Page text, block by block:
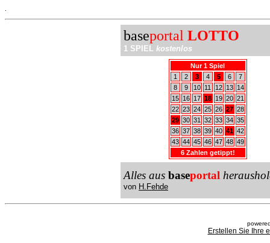
baseportal LOTTO
1 SPIEL kostenlos
Nur 1 Spiel
1
2 3 4 5 6
7
8
9 10 11 12 13
14
15
16 17 18 19 20 21
22 23 24 25 26 27 28
29 30 31 32 33 34 35
36 37 38 39 40 41 42
43 44 45 46 47 48 49
6 Zahlen getippt!
Alles aus baseportal
von H.Fehde
Erstellen Sie Ihre